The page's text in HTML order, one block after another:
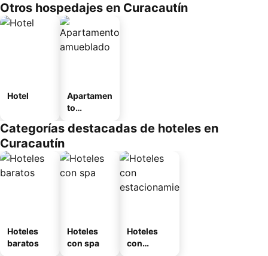
Otros hospedajes en Curacautín
Hotel
Apartamen
to
o
Categorías destacadas de hoteles en
Curacautín
Hoteles
baratos
Hoteles
con spa
Hoteles
con